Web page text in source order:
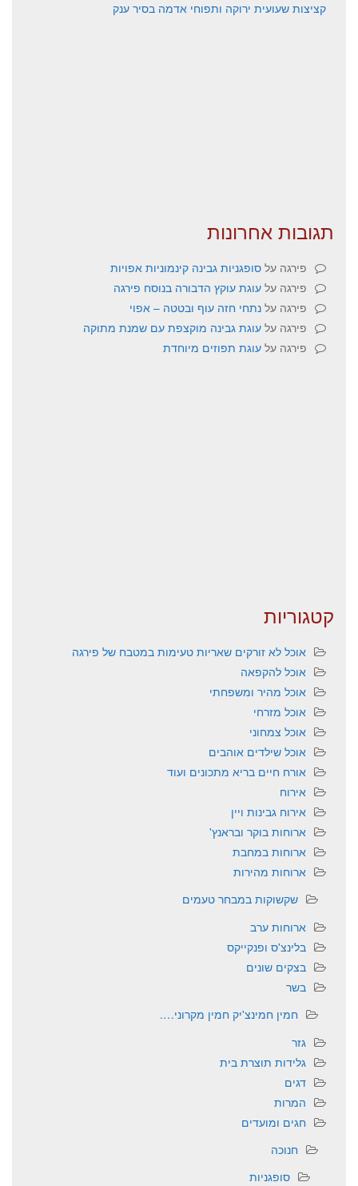
קציצות שעועית ירוקה ותפוחי אדמה בסיר ענק
תגובות אחרונות
פירגה על סופגניות גבינה קינמוניות אפויות
פירגה על עוגת עוקץ הדבורה בנוסח פירגה
פירגה על נתחי חזה עוף ובטטה – אפוי
פירגה על עוגת גבינה מוקצפת עם שמנת מתוקה
פירגה על עוגת תפוזים מיוחדת
קטגוריות
אוכל לא זורקים שאריות טעימות במטבח של פירגה
אוכל להקפאה
אוכל מהיר ומשפחתי
אוכל מזרחי
אוכל צמחוני
אוכל שילדים אוהבים
אורח חיים בריא מתכונים ועוד
אירוח
אירוח גבינות ויין
ארוחות בוקר ובראנץ'
ארוחות במחבת
ארוחות מהירות
שקשוקות במבחר טעמים
ארוחות ערב
בלינצ'ס ופנקייקס
בצקים שונים
בשר
חמין חמינצ'יק חמין מקרוני….
גזר
גלידות תוצרת בית
דגים
המרות
חגים ומועדים
חנוכה
סופגניות